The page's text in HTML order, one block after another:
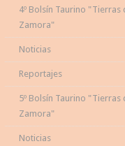
4º Bolsín Taurino "Tierras
Zamora"
Noticias
Reportajes
5º Bolsín Taurino "Tierras
Zamora"
Noticias